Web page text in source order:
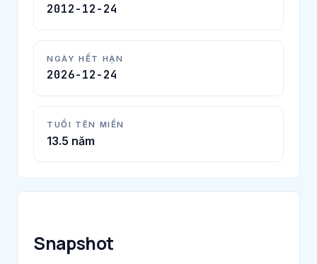
2012-12-24
NGÀY HẾT HẠN
2026-12-24
TUỔI TÊN MIỀN
13.5 năm
Snapshot